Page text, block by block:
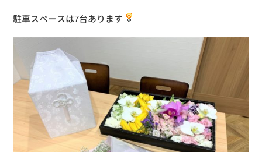
駐車スペースは7台あります